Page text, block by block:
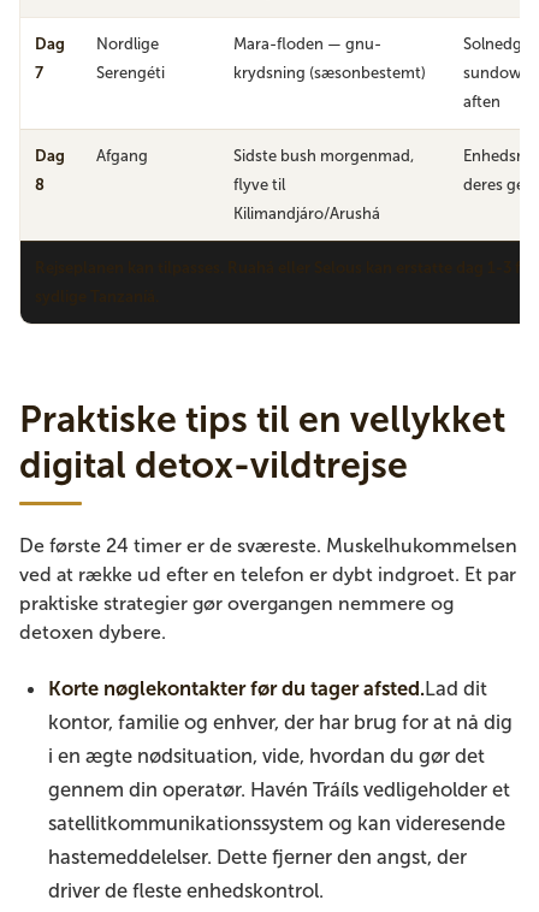
Dag
7
Nordlige
Serengéti
Mara-floden — gnu-
krydsning (sæsonbestemt)
aften
Dag
8
Afgang
Sidste bush morgenmad,
flyve til
Kilimandjáro/Arushá
deres
Praktiske tips til en vellykket
digital detox-vildtrejse
De første 24 timer er de sværeste. Muskelhukommelsen
ved at række ud efter en telefon er dybt indgroet. Et par
praktiske strategier gør overgangen nemmere og
detoxen dybere.
Korte nøglekontakter før du tager afsted.Lad dit
kontor, familie og enhver, der har brug for at nå dig
i en ægte nødsituation, vide, hvordan du gør det
gennem din operatør. Havén Tráíls vedligeholder et
satellitkommunikationssystem og kan videresende
hastemeddelelser. Dette fjerner den angst, der
driver de fleste enhedskontrol.